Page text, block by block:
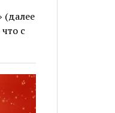
(далее
с